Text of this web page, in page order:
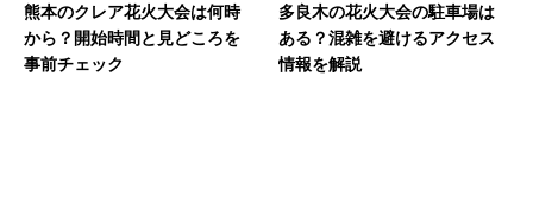
熊本のクレア花火大会は何時
から？開始時間と見どころを
事前チェック
多良木の花火大会の駐車場は
ある？混雑を避けるアクセス
情報を解説